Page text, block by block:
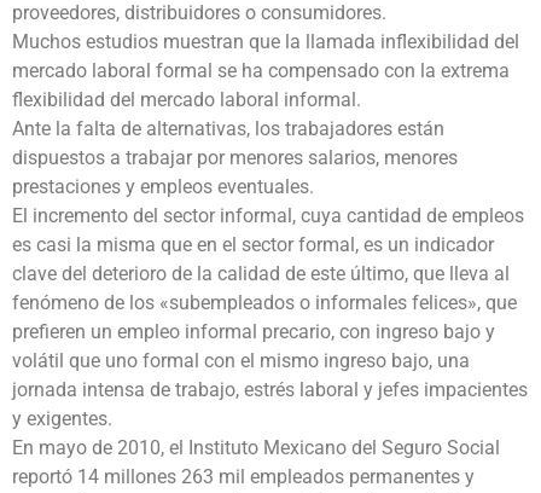
proveedores, distribuidores o consumidores.
Muchos estudios muestran que la llamada inflexibilidad del
mercado laboral formal se ha compensado con la extrema
flexibilidad del mercado laboral informal.
Ante la falta de alternativas, los trabajadores están
dispuestos a trabajar por menores salarios, menores
prestaciones y empleos eventuales.
El incremento del sector informal, cuya cantidad de empleos
es casi la misma que en el sector formal, es un indicador
clave del deterioro de la calidad de este último, que lleva al
fenómeno de los «subempleados o informales felices», que
prefieren un empleo informal precario, con ingreso bajo y
volátil que uno formal con el mismo ingreso bajo, una
jornada intensa de trabajo, estrés laboral y jefes impacientes
y exigentes.
En mayo de 2010, el Instituto Mexicano del Seguro Social
reportó 14 millones 263 mil empleados permanentes y